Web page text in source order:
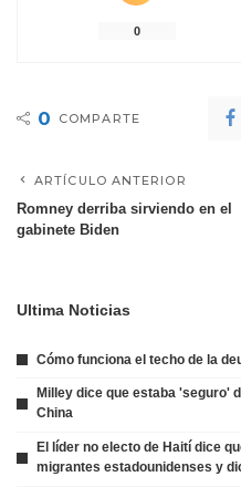
0
0 COMPARTE
ARTÍCULO ANTERIOR
Romney derriba sirviendo en el
gabinete Biden
Ultima Noticias
Cómo funciona el techo de la
Milley dice que estaba 'seguro'
China
El líder no electo de Haití dice
migrantes estadounidenses y